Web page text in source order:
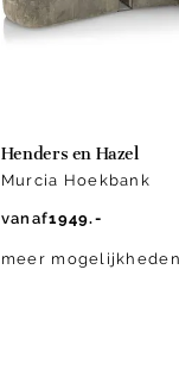
Henders en Hazel
Murcia Hoekbank
vanaf1949.-
meer